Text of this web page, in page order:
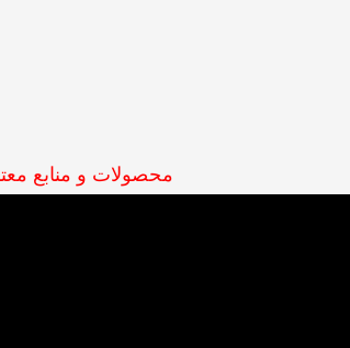
محصولات و منابع